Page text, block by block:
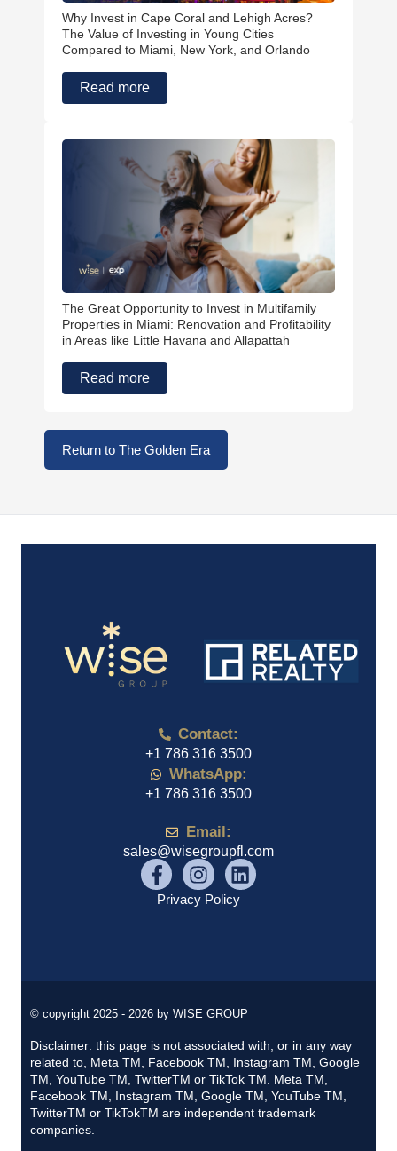
Why Invest in Cape Coral and Lehigh Acres?
The Value of Investing in Young Cities
Compared to Miami, New York, and Orlando
Read more
The Great Opportunity to Invest in Multifamily
Properties in Miami: Renovation and Profitability
in Areas like Little Havana and Allapattah
Read more
Return to The Golden Era
Contact:
+1 786 316 3500
WhatsApp:
+1 786 316 3500
Email:
sales@wisegroupfl.com
Privacy Policy
© copyright 2025 - 2026 by WISE GROUP
Disclaimer: this page is not associated with, or in any way
related to, Meta TM, Facebook TM, Instagram TM, Google
TM, YouTube TM, TwitterTM or TikTok TM. Meta TM,
Facebook TM, Instagram TM, Google TM, YouTube TM,
TwitterTM or TikTokTM are independent trademark
companies.